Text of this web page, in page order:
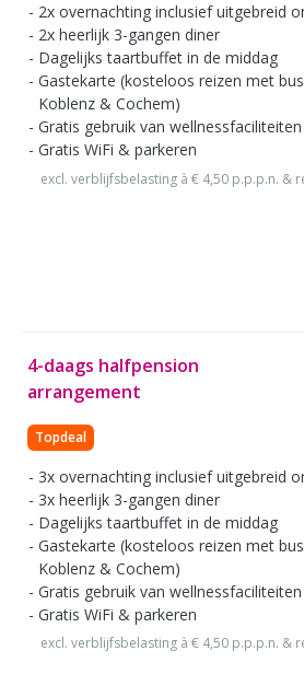
2x overnachting inclusief uitgebreid
2x heerlijk 3-gangen diner
Dagelijks taartbuffet in de middag
Gastekarte (kosteloos reizen met
Koblenz & Cochem)
Gratis gebruik van wellnessfaciliteiten
Gratis WiFi & parkeren
excl. verblijfsbelasting à € 4,50 p.p.p.n. &
4-daags halfpension
arrangement
Topdeal
3x overnachting inclusief uitgebreid
3x heerlijk 3-gangen diner
Dagelijks taartbuffet in de middag
Gastekarte (kosteloos reizen met
Koblenz & Cochem)
Gratis gebruik van wellnessfaciliteiten
Gratis WiFi & parkeren
excl. verblijfsbelasting à € 4,50 p.p.p.n. &